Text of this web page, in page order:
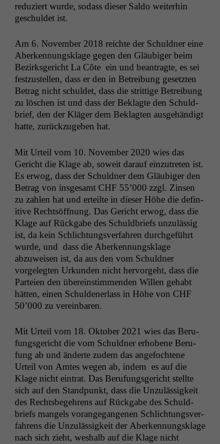
reduziert wurde, sodass dieser Sal­do weit­er­hin
geschuldet ist.
Am 6. Novem­ber 2018 reichte der Schuld­ner eine
Aberken­nungsklage gegen den Gläu­biger beim
Bezirks­gericht La Côte ein und beantragte, es sei
festzustellen, dass er den in Betrei­bung geset­zten
Betrag nicht schuldet, dass die strit­tige Betrei­bung
zu löschen ist und dass der Beklagte den Schuld­
brief, den der Kläger dem Beklagten aus­ge­händigt
hat­te, zurück­zugeben hat.
Mit Urteil vom 10. Novem­ber 2020 wies das
Gericht die Klage ab, soweit darauf einzutreten ist.
Es erwog, dass der Schuld­ner dem Gläu­biger den
Betrag von ins­ge­samt CHF 55’000 zzgl. Zin­sen
zu zahlen hat und erteilte in dieser Höhe die defin­
i­tive Recht­söff­nung. Das Gericht erwog, dass die
Klage auf Rück­gabe des Schuld­briefs unzuläs­sig
ist, da kein Schlich­tungsver­fahren durchge­führt
wurde, und dass die Aberken­nungsklage
abzuweisen ist, da aus den vom Schuld­ner
vorgelegten Urkun­den nicht her­vorge­ht, dass die
Parteien den übere­in­stim­menden Willen gehabt
hät­ten, einen Schulden­er­lass in Höhe von CHF
50’000 zu vereinbaren.
Mit Urteil vom 18. Okto­ber 2021 wies das Beru­
fungs­gericht die vom Schuld­ner erhobene Beru­
fung ab und änderte zudem das ange­focht­ene
Urteil von Amtes wegen ab, indem es auf die
Klage nicht ein­trat. Das Beru­fungs­gericht stellte
sich auf den Stand­punkt, dass die Unzuläs­sigkeit
des Rechts­begehrens auf Rück­gabe des Schuld­
briefs man­gels vor­ange­gan­genen Schlich­tungsver­
fahrens die Unzuläs­sigkeit der Aberken­nungsklage
nach sich zieht, weshalb auf die Klage nicht